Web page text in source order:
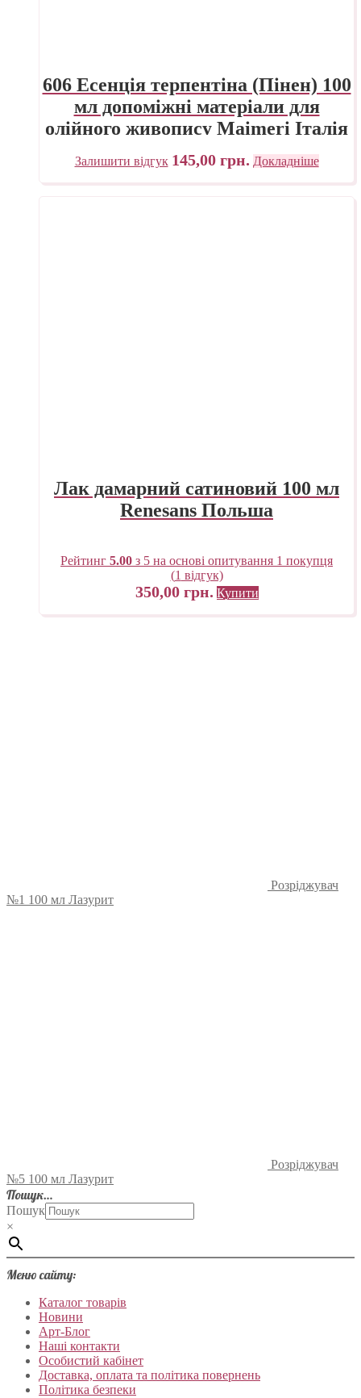
606 Есенція терпентіна (Пінен) 100
мл допоміжні матеріали для
олійного живопису Maimeri Італія
Залишити відгук 145,00 грн. Докладніше
Лак дамарний сатиновий 100 мл
Renesans Польша
Рейтинг 5.00 з 5 на основі опитування 1 покупця
(1 відгук)
350,00 грн. Купити
Розріджувач
№1 100 мл Лазурит
Розріджувач
№5 100 мл Лазурит
Пошук…
Пошук
×
Меню сайту:
Каталог товарів
Новини
Арт-Блог
Наші контакти
Особистий кабінет
Доставка, оплата та політика повернень
Політика безпеки